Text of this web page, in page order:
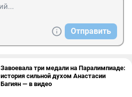
Отправить
Завоевала три медали на Паралимпиаде:
история сильной духом Анастасии
Багиян — в видео